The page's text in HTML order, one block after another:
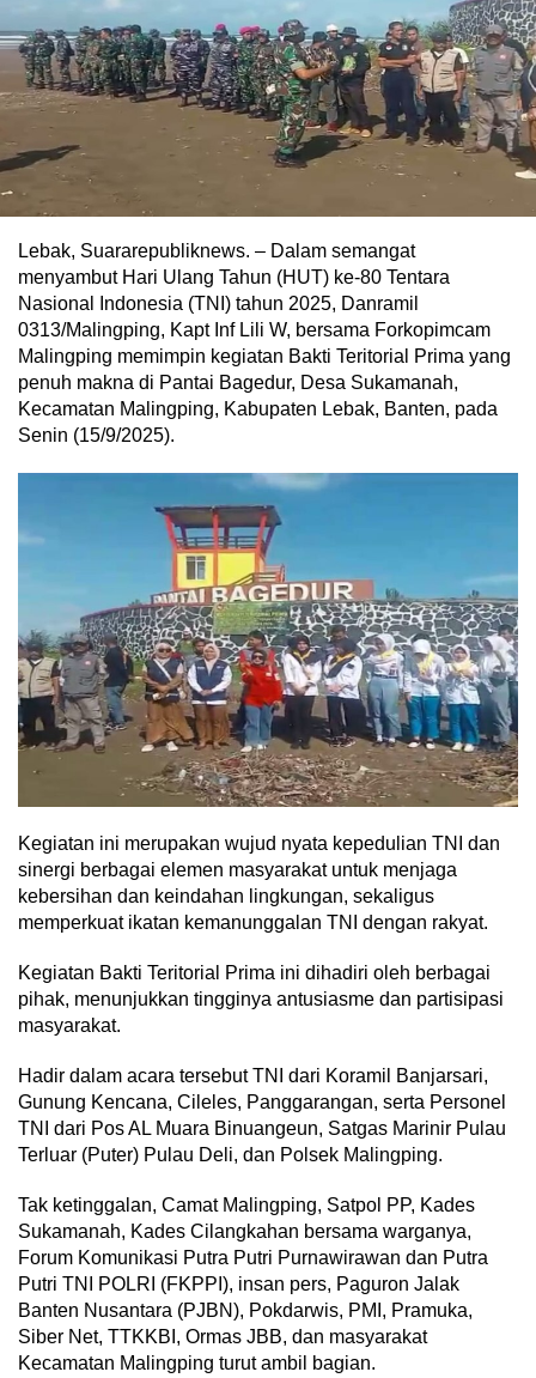
Lebak, Suararepubliknews. – Dalam semangat
menyambut Hari Ulang Tahun (HUT) ke-80 Tentara
Nasional Indonesia (TNI) tahun 2025, Danramil
0313/Malingping, Kapt Inf Lili W, bersama Forkopimcam
Malingping memimpin kegiatan Bakti Teritorial Prima yang
penuh makna di Pantai Bagedur, Desa Sukamanah,
Kecamatan Malingping, Kabupaten Lebak, Banten, pada
Senin (15/9/2025).
Kegiatan ini merupakan wujud nyata kepedulian TNI dan
sinergi berbagai elemen masyarakat untuk menjaga
kebersihan dan keindahan lingkungan, sekaligus
memperkuat ikatan kemanunggalan TNI dengan rakyat.
Kegiatan Bakti Teritorial Prima ini dihadiri oleh berbagai
pihak, menunjukkan tingginya antusiasme dan partisipasi
masyarakat.
Hadir dalam acara tersebut TNI dari Koramil Banjarsari,
Gunung Kencana, Cileles, Panggarangan, serta Personel
TNI dari Pos AL Muara Binuangeun, Satgas Marinir Pulau
Terluar (Puter) Pulau Deli, dan Polsek Malingping.
Tak ketinggalan, Camat Malingping, Satpol PP, Kades
Sukamanah, Kades Cilangkahan bersama warganya,
Forum Komunikasi Putra Putri Purnawirawan dan Putra
Putri TNI POLRI (FKPPI), insan pers, Paguron Jalak
Banten Nusantara (PJBN), Pokdarwis, PMI, Pramuka,
Siber Net, TTKKBI, Ormas JBB, dan masyarakat
Kecamatan Malingping turut ambil bagian.